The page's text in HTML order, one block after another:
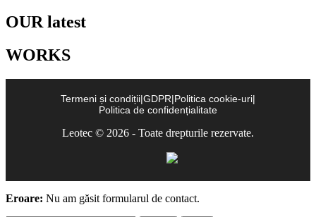
OUR latest
WORKS
Termeni și condiții|GDPR|Politica cookie-uri|
Politica de confidențialitate
Leotec © 2026 - Toate drepturile rezervate.
Eroare: Nu am găsit formularul de contact.